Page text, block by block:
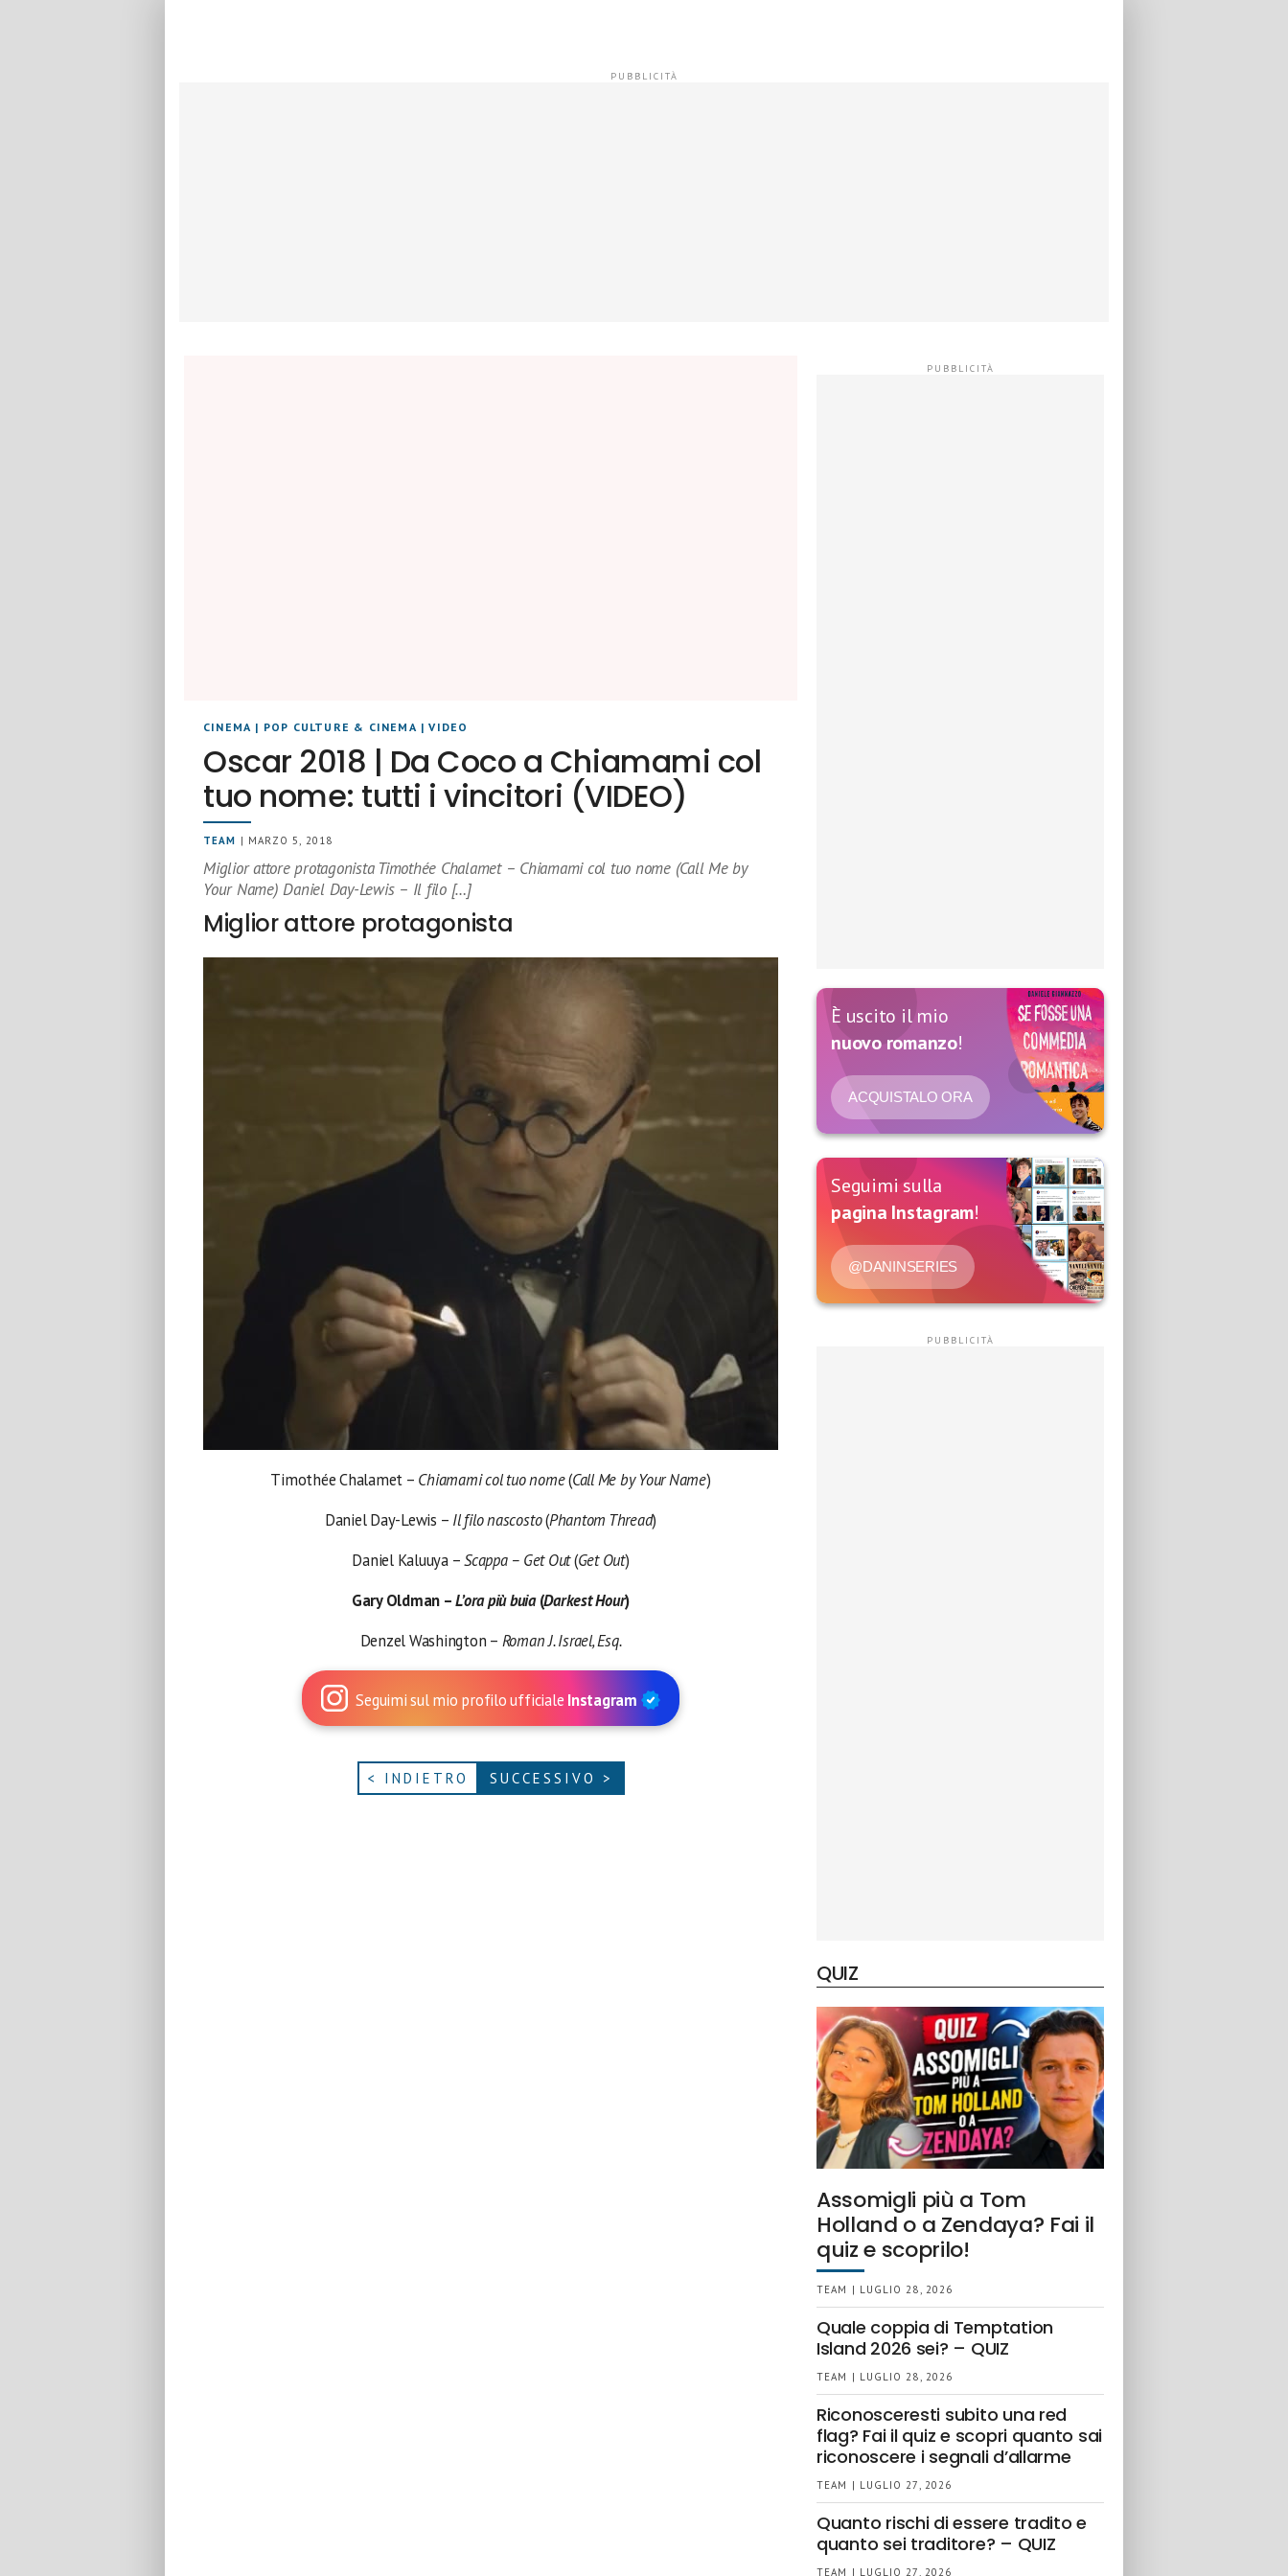
CINEMA | POP CULTURE & CINEMA |VIDEO
Oscar 2018 | Da Coco a Chiamami col
tuo nome: tutti i vincitori (VIDEO)
TEAM | MARZO 5, 2018
Miglior attore protagonista Timothée Chalamet – Chiamami col tuo nome (Call Me by
Your Name) Daniel Day-Lewis – Il filo […]
Miglior attore protagonista
Timothée Chalamet – Chiamami col tuo nome(Call Me by Your Name)
Daniel Day-Lewis – Il filo nascosto(Phantom Thread)
Daniel Kaluuya –Scappa – Get Out(Get Out)
Gary Oldman –L’ora più buia(Darkest Hour)
Denzel Washington – Roman J. Israel, Esq.
Seguimi sul mio profilo ufficiale Instagram
< INDIETRO SUCCESSIVO >
È uscito il mio
nuovo romanzo!
ACQUISTALO ORA
Seguimi sulla
pagina Instagram!
@DANINSERIES
QUIZ
Assomigli più a Tom
Holland o a Zendaya? Fai il
quiz e scoprilo!
TEAM | LUGLIO 28, 2026
Quale coppia di Temptation
Island 2026 sei? – QUIZ
TEAM | LUGLIO 28, 2026
Riconosceresti subito una red
flag? Fai il quiz e scopri quanto sai
riconoscere i segnali d’allarme
TEAM | LUGLIO 27, 2026
Quanto rischi di essere tradito e
quanto sei traditore? – QUIZ
TEAM | LUGLIO 27, 2026